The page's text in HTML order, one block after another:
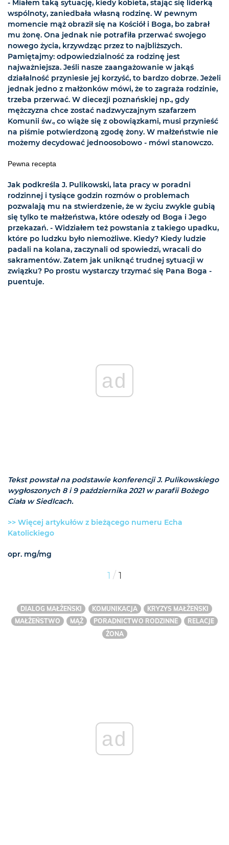
- Miałem taką sytuację, kiedy kobieta, stając się liderką
wspólnoty, zaniedbała własną rodzinę. W pewnym
momencie mąż obraził się na Kościół i Boga, bo zabrał
mu żonę. Ona jednak nie potrafiła przerwać swojego
nowego życia, krzywdząc przez to najbliższych.
Pamiętajmy: odpowiedzialność za rodzinę jest
najważniejsza. Jeśli nasze zaangażowanie w jakąś
działalność przyniesie jej korzyść, to bardzo dobrze. Jeżeli
jednak jedno z małżonków mówi, że to zagraża rodzinie,
trzeba przerwać. W diecezji poznańskiej np., gdy
mężczyzna chce zostać nadzwyczajnym szafarzem
Komunii św., co wiąże się z obowiązkami, musi przynieść
na piśmie potwierdzoną zgodę żony. W małżeństwie nie
możemy decydować jednoosobowo - mówi stanowczo.
Pewna recepta
Jak podkreśla J. Pulikowski, lata pracy w poradni
rodzinnej i tysiące godzin rozmów o problemach
pozwalają mu na stwierdzenie, że w życiu zwykle gubią
się tylko te małżeństwa, które odeszły od Boga i Jego
przekazań. - Widziałem też powstania z takiego upadku,
które po ludzku było niemożliwe. Kiedy? Kiedy ludzie
padali na kolana, zaczynali od spowiedzi, wracali do
sakramentów. Zatem jak uniknąć trudnej sytuacji w
związku? Po prostu wystarczy trzymać się Pana Boga -
puentuje.
ad
Tekst powstał na podstawie konferencji J. Pulikowskiego
wygłoszonych 8 i 9 października 2021 w parafii Bożego
Ciała w Siedlcach.
>> Więcej artykułów z bieżącego numeru Echa
Katolickiego
opr. mg/mg
1 / 1
DIALOG MAŁŻEŃSKI KOMUNIKACJA
KRYZYS MAŁŻEŃSKI
MAŁŻEŃSTWO
MĄŻ PORADNICTWO RODZINNE
RELACJE
ŻONA
ad